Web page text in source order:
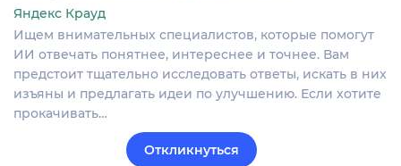
Яндекс Крауд
Ищем внимательных специалистов, которые помогут
ИИ отвечать понятнее, интереснее и точнее. Вам
предстоит тщательно исследовать ответы, искать в них
изъяны и предлагать идеи по улучшению. Если хотите
прокачивать…
Откликнуться